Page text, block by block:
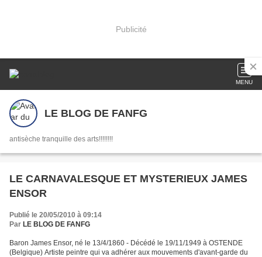
Publicité
MENU
LE BLOG DE FANFG
antisèche tranquille des arts!!!!!!!!
LE CARNAVALESQUE ET MYSTERIEUX JAMES
ENSOR
Publié le 20/05/2010 à 09:14
Par LE BLOG DE FANFG
Baron James Ensor, né le 13/4/1860 - Décédé le 19/11/1949 à OSTENDE
(Belgique) Artiste peintre qui va adhérer aux mouvements d'avant-garde du